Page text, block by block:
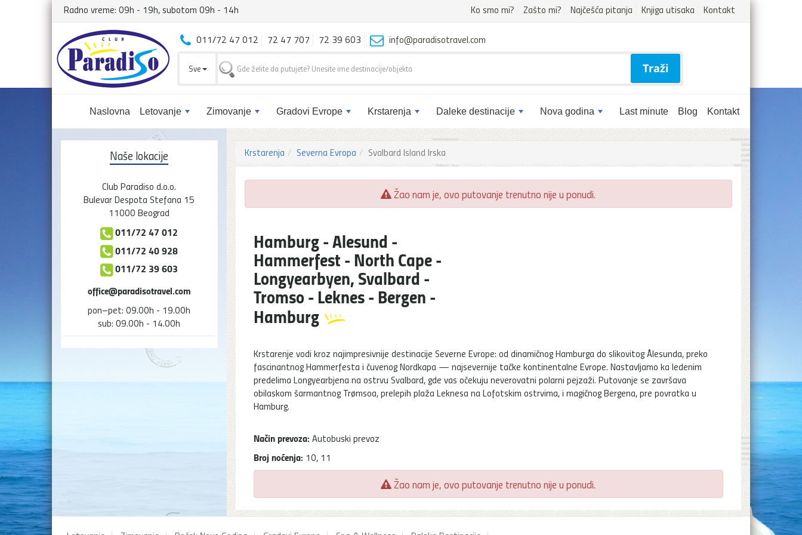
Radno vreme: 09h - 19h, subotom 09h - 14h Ko smo mi? Zašto mi? Najčešća pitanja Knjiga utisaka Kontakt
Naslovna Letovanje Zimovanje Gradovi Evrope Krstarenja Daleke destinacije Nova godina Last minute Blog Kontakt
011/72 47 012 72 47 707 72 39 603 info@paradisotravel.com
Sve Traži
Naše lokacije
Club Paradiso d.o.o.
Bulevar Despota Stefana 15
11000 Beograd
011/72 47 012
011/72 40 928
011/72 39 603
office@paradisotravel.com
pon–pet: 09.00h - 19.00h
sub: 09.00h - 14.00h
Krstarenja Severna Evropa Svalbard Island Irska
Žao nam je, ovo putovanje trenutno nije u ponudi.
Hamburg - Alesund -
Hammerfest - North Cape -
Longyearbyen, Svalbard -
Tromso - Leknes - Bergen -
Hamburg
Krstarenje vodi kroz najimpresivnije destinacije Severne Evrope: od dinamičnog Hamburga do slikovitog Ålesunda, preko
fascinantnog Hammerfesta i čuvenog Nordkapa — najsevernije tačke kontinentalne Evrope. Nastavljamo ka ledenim
predelima Longyearbjena na ostrvu Svalbard, gde vas očekuju neverovatni polarni pejzaži. Putovanje se završava
obilaskom šarmantnog Trømsoa, prelepih plaža Leknesa na Lofotskim ostrvima, i magičnog Bergena, pre povratka u
Hamburg.
Način prevoza: Autobuski prevoz
Broj noćenja: 10, 11
Žao nam je, ovo putovanje trenutno nije u ponudi.